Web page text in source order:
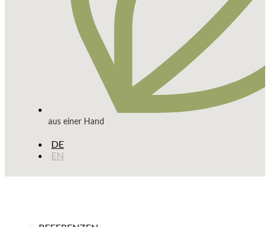
aus einer Hand
DE
EN